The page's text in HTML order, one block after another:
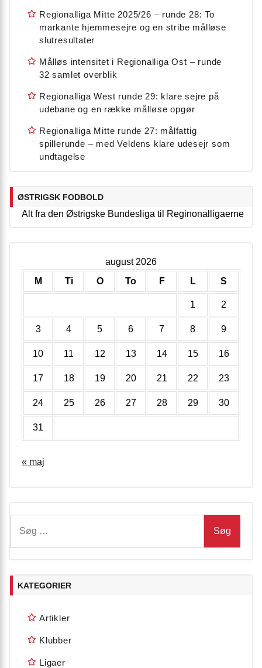
Regionalliga Mitte 2025/26 – runde 28: To
markante hjemmesejre og en stribe målløse
slutresultater
Målløs intensitet i Regionalliga Ost – runde
32 samlet overblik
Regionalliga West runde 29: klare sejre på
udebane og en række målløse opgør
Regionalliga Mitte runde 27: målfattig
spillerunde – med Veldens klare udesejr som
undtagelse
ØSTRIGSK FODBOLD
Alt fra den Østrigske Bundesliga til Reginonalligaerne
august 2026
M
Ti O To F L S
1 2
3 4 5 6 7 8 9
10 11 12 13 14 15 16
17 18 19 20 21 22 23
24 25 26 27 28 29 30
31
« maj
efter:
KATEGORIER
Artikler
Klubber
Ligaer